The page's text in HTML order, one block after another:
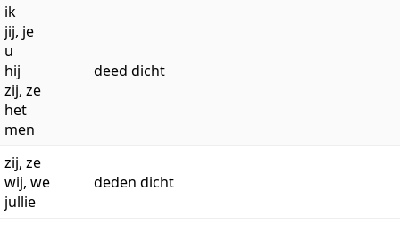
ik
jij, je
u
hij
zij, ze
het
men
deed dicht
zij, ze
wij, we
jullie
deden dicht